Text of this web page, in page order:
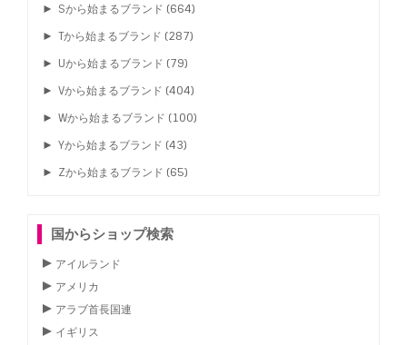
► Sから始まるブランド (664)
► Tから始まるブランド (287)
► Uから始まるブランド (79)
► Vから始まるブランド (404)
► Wから始まるブランド (100)
► Yから始まるブランド (43)
► Zから始まるブランド (65)
国からショップ検索
アイルランド
アメリカ
アラブ首長国連
イギリス